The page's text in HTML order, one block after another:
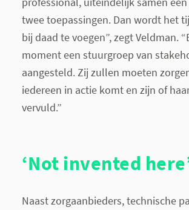
twee toepassingen. Dan wordt het
bij daad te voegen”, zegt Veldman.
moment een stuurgroep van
aangesteld. Zij zullen moeten
iedereen in actie komt en zijn of
vervuld.”
‘Not invented
Naast zorgaanbieders, technische